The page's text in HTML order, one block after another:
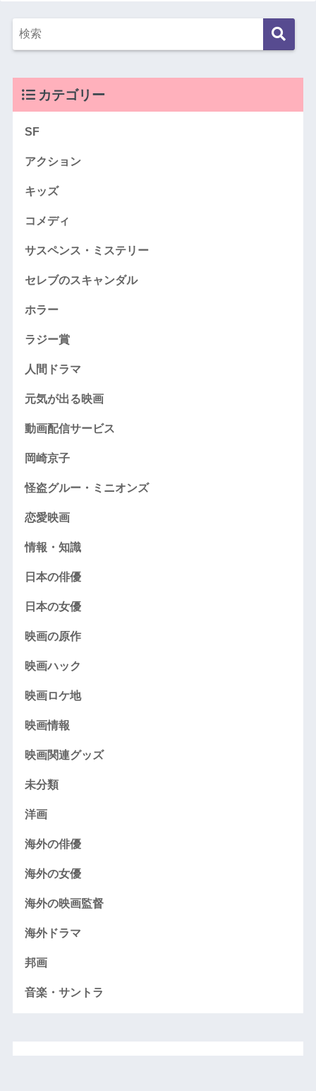
カテゴリー
SF
アクション
キッズ
コメディ
サスペンス・ミステリー
セレブのスキャンダル
ホラー
ラジー賞
人間ドラマ
元気が出る映画
動画配信サービス
岡崎京子
怪盗グルー・ミニオンズ
恋愛映画
情報・知識
日本の俳優
日本の女優
映画の原作
映画ハック
映画ロケ地
映画情報
映画関連グッズ
未分類
洋画
海外の俳優
海外の女優
海外の映画監督
海外ドラマ
邦画
音楽・サントラ